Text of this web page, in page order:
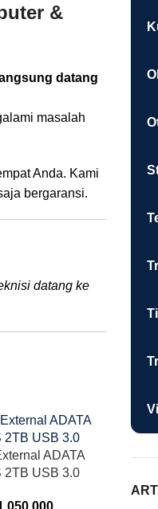
&
datang
masalah
Anda. Kami
bergaransi.
datang ke
ADATA
2TB USB 3.0